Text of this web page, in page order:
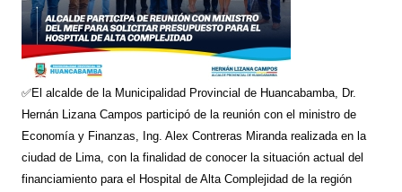
✅El alcalde de la Municipalidad Provincial de Huancabamba, Dr.
Hernán Lizana Campos participó de la reunión con el ministro de
Economía y Finanzas, Ing. Alex Contreras Miranda realizada en la
ciudad de Lima, con la finalidad de conocer la situación actual del
financiamiento para el Hospital de Alta Complejidad de la región